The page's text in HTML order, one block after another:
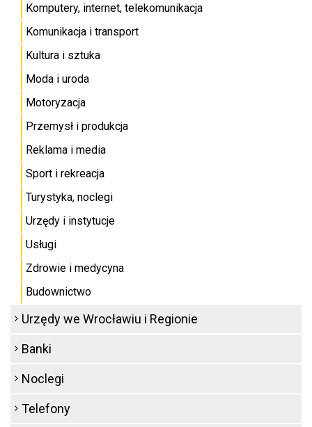
Komputery, internet, telekomunikacja
Komunikacja i transport
Kultura i sztuka
Moda i uroda
Motoryzacja
Przemysł i produkcja
Reklama i media
Sport i rekreacja
Turystyka, noclegi
Urzędy i instytucje
Usługi
Zdrowie i medycyna
Budownictwo
Urzędy we Wrocławiu i Regionie
Banki
Noclegi
Telefony